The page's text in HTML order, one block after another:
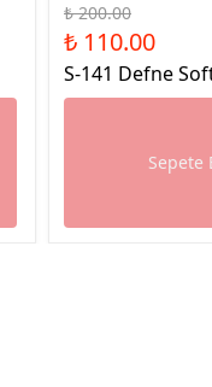
₺ 200.00
₺ 110.00
S-141 Defne
Sepete